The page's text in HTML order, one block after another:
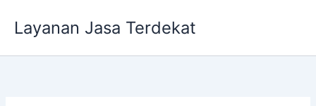
Layanan Jasa Terdekat